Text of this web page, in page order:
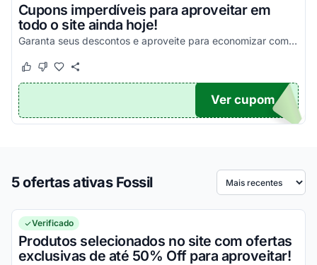
Cupons imperdíveis para aproveitar em
todo o site ainda hoje!
Garanta seus descontos e aproveite para economizar com facilidade!
Este cupom funcionou
Este cupom não funcionou
TICO
Ver cupom
5 ofertas ativas Fossil Ordenar por
Verificado
Produtos selecionados no site com ofertas
exclusivas de até 50% Off para aproveitar!